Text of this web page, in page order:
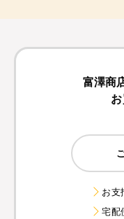
富澤商
お支
宅配